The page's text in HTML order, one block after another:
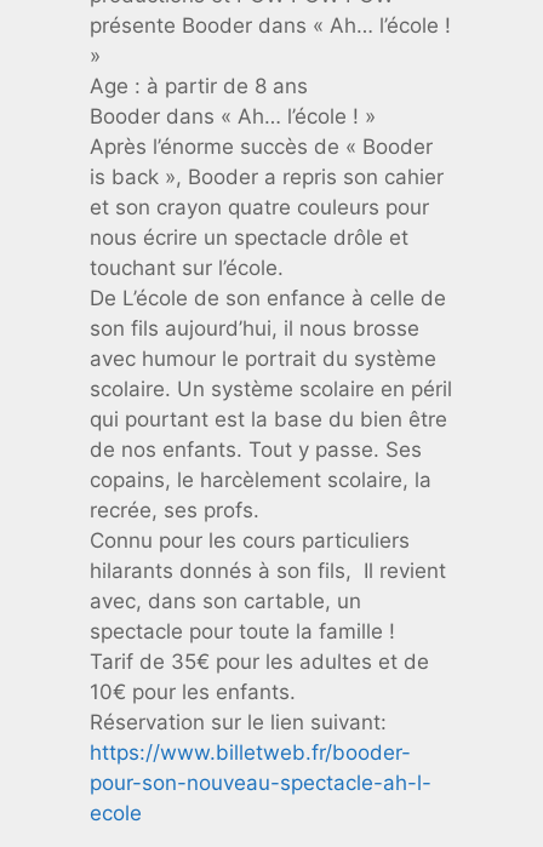
présente Booder dans « Ah… l’école !
»
Age : à partir de 8 ans
Booder dans « Ah… l’école ! »
Après l’énorme succès de « Booder
is back », Booder a repris son cahier
et son crayon quatre couleurs pour
nous écrire un spectacle drôle et
touchant sur l’école.
De L’école de son enfance à celle de
son fils aujourd’hui, il nous brosse
avec humour le portrait du système
scolaire. Un système scolaire en péril
qui pourtant est la base du bien être
de nos enfants. Tout y passe. Ses
copains, le harcèlement scolaire, la
recrée, ses profs.
Connu pour les cours particuliers
hilarants donnés à son fils, Il revient
avec, dans son cartable, un
spectacle pour toute la famille !
Tarif de 35€ pour les adultes et de
10€ pour les enfants.
Réservation sur le lien suivant:
https://www.billetweb.fr/booder-
pour-son-nouveau-spectacle-ah-l-
ecole